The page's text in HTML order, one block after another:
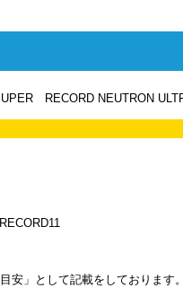
RECORD NEUTRON
安」として記載をしております。